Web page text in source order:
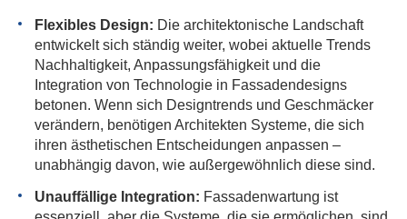
Flexibles Design: Die architektonische Landschaft
entwickelt sich ständig weiter, wobei aktuelle Trends
Nachhaltigkeit, Anpassungsfähigkeit und die
Integration von Technologie in Fassadendesigns
betonen. Wenn sich Designtrends und Geschmäcker
verändern, benötigen Architekten Systeme, die sich
ihren ästhetischen Entscheidungen anpassen –
unabhängig davon, wie außergewöhnlich diese sind.
Unauffällige Integration: Fassadenwartung ist